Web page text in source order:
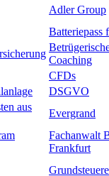
Adler Group
Batteriepass
Coaching
CFDs
DSGVO
aus
Evergrand
Fachanwalt
Frankfurt